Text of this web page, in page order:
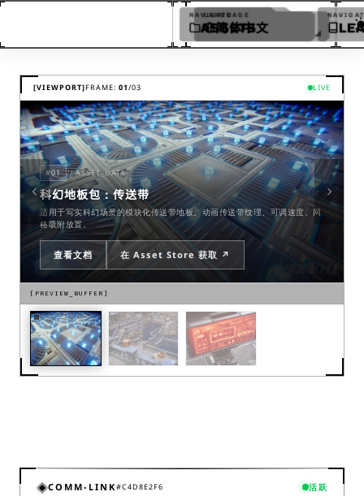
NAVIGATE
ASSETS
LANGUAGE
简体中文
日本語
繁體中文
한국어
ESPAÑOL
FRANÇAIS
DEUTSCH
[VIEWPORT]FRAME: 01/03 LIVE
#01 // ASSET_DATA
科幻地板包：传送带
适用于写实科幻场景的模块化传送带地板。动画传送带纹理、可调速度、网
格吸附放置。
查看文档 在 Asset Store 获取 ↗
◈COMM-LINK#C4D8E2F6 活跃